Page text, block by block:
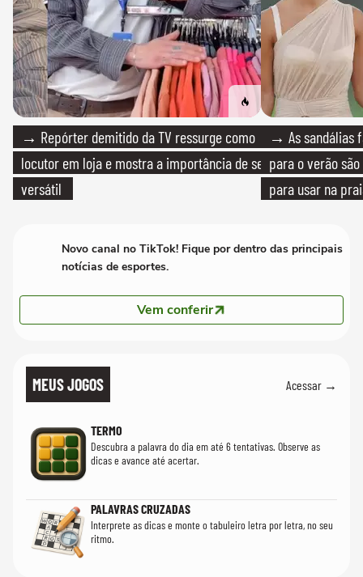
→ Repórter demitido da TV ressurge como
locutor em loja e mostra a importância de ser
versátil
→ As sandálias
para o verão
para usar na
Novo canal no TikTok! Fique por dentro das principais
notícias de esportes.
Vem conferir
MEUS JOGOS Acessar →
TERMO
Descubra a palavra do dia em até 6 tentativas. Observe as
dicas e avance até acertar.
PALAVRAS CRUZADAS
Interprete as dicas e monte o tabuleiro letra por letra, no seu
ritmo.